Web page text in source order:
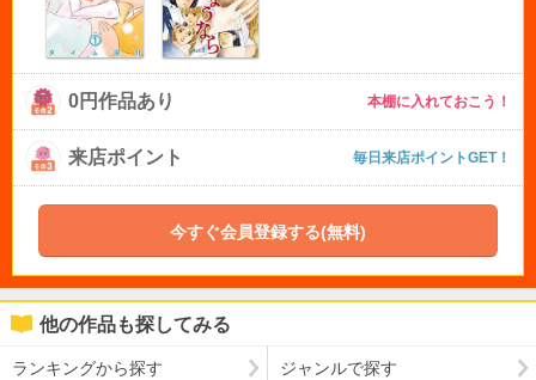
0円作品あり 本棚に入れておこう！
来店ポイント 毎日来店ポイントGET！
今すぐ会員登録する(無料)
他の作品も探してみる
ランキングから探す ジャンルで探す